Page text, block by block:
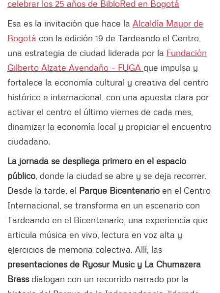
celebrar los 25 años de BibloRed en Bogotá
Esa es la invitación que hace la Alcaldía Mayor de
Bogotá con la edición 19 de Tardeando el Centro,
una estrategia de ciudad liderada por la Fundación
Gilberto Alzate Avendaño – FUGA que impulsa y
fortalece la economía cultural y creativa del centro
histórico e internacional, con una apuesta clara por
activar el centro el último viernes de cada mes,
dinamizar la economía local y propiciar el encuentro
ciudadano.
La jornada se despliega primero en el espacio
público , donde la ciudad se abre y se deja recorrer.
Desde la tarde, el Parque Bicentenario en el Centro
Internacional, se transforma en un escenario con
Tardeando en el Bicentenario, una experiencia que
articula música en vivo, lectura en voz alta y
ejercicios de memoria colectiva. Allí, las
presentaciones de Ryosur Music y La Chumazera
Brassdialogan con un recorrido narrado por la